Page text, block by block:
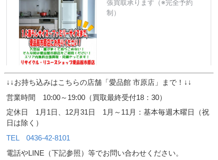
↓↓お持ち込みはこちらの店舗「愛品館 市原店」まで！↓↓
営業時間 10:00～19:00（買取最終受付18：30）
定休日 1月1日、12月31日 1月～11月：基本毎週木曜日（祝
日は除く）
TEL 0436-42-8101
電話やLINE（下記参照）等でお問い合わせください。